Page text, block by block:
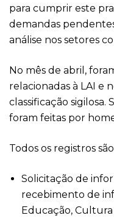
para cumprir este
demandas
análise nos setores
No mês de abril,
relacionadas à LAI e
classificação
foram feitas por
Todos os registros
Solicitação de
recebimento de
Educação, Cultura